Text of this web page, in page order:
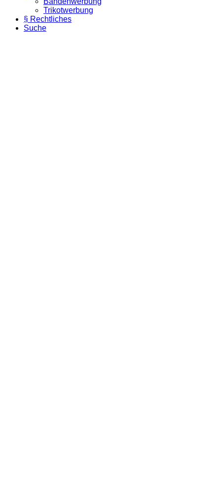
Trikotwerbung
§ Rechtliches
Suche